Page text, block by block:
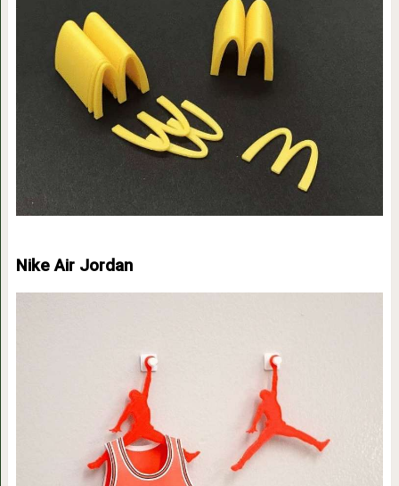
Nike Air Jordan